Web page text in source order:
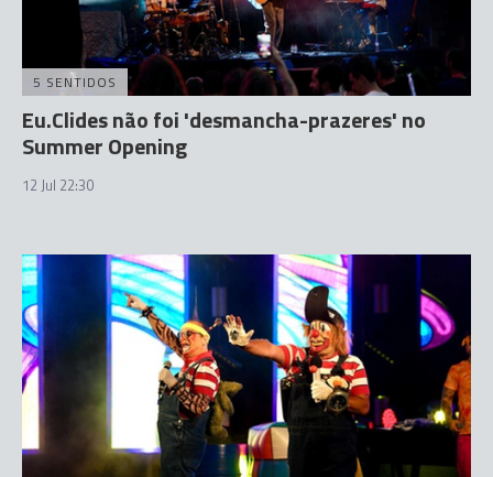
5 SENTIDOS
Eu.Clides não foi 'desmancha-prazeres' no
Summer Opening
12 Jul 22:30